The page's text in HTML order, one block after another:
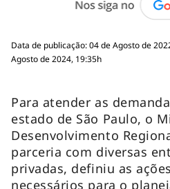
Data de publicação: 04 de Agosto de
Agosto de 2024, 19:35h
Para atender as
estado de São Paulo, o
Desenvolvimento
parceria com diversas
privadas, definiu as
necessários para o